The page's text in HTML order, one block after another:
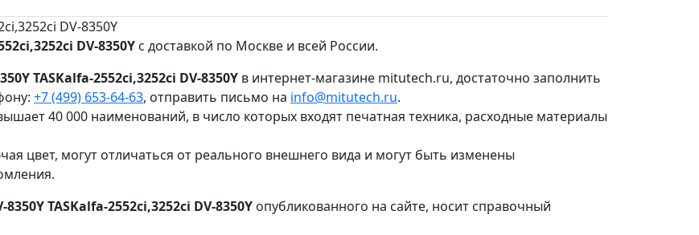
DV-8350Y
DV-8350Y с доставкой по Москве и всей России.
TASKalfa-2552ci,3252ci DV-8350Y в интернет-магазине mitutech.ru, достаточно заполнить
+7 (499) 653-64-63, отправить письмо на info@mitutech.ru.
40 000 наименований, в число которых входят печатная техника, расходные материалы
цвет, могут отличаться от реального внешнего вида и могут быть изменены
TASKalfa-2552ci,3252ci DV-8350Y опубликованного на сайте, носит справочный